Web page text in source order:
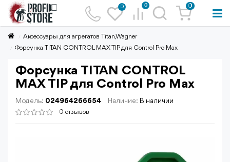
0 0 0
Аксессуары для агрегатов Titan,Wagner
Форсунка TITAN CONTROL MAX TIP для Control Pro Max
Форсунка TITAN CONTROL
MAX TIP для Control Pro Max
Модель: 024964266654 Наличие: В наличии
0 отзывов